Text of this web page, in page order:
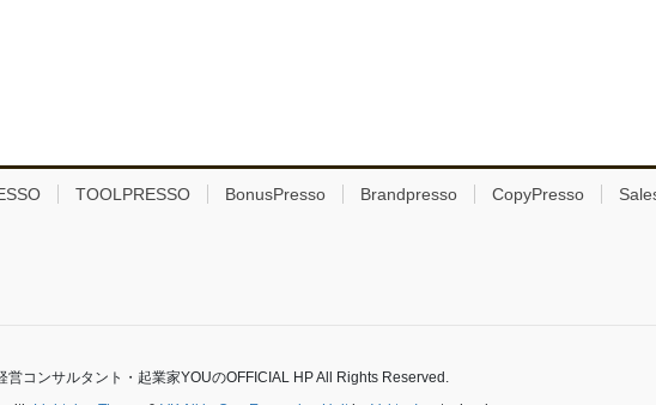
TOOLPRESSO BonusPresso Brandpresso CopyPresso
営コンサルタント・起業家YOUのOFFICIAL HP All Rights Reserved.